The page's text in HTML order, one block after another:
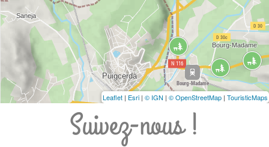
Leaflet | Esri | © IGN | © OpenStreetMap | TouristicMaps
Suivez-nous !